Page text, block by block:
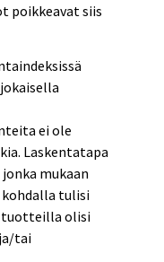
poikkeavat siis
ei ole
Laskentatapa
mukaan
kohdalla tulisi
tuotteilla olisi
tai